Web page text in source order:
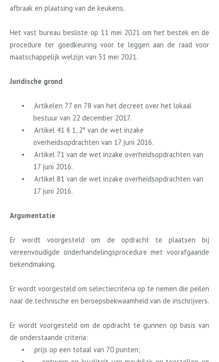
afbraak en plaatsing van de keukens.
Het vast bureau besliste op 11 mei 2021 om het bestek en de
procedure ter goedkeuring voor te leggen aan de raad voor
maatschappelijk welzijn van 31 mei 2021.
Juridische grond
•
Artikelen 77 en 78 van het decreet over het lokaal
bestuur van 22 december 2017.
•
Artikel 41 § 1, 2° van de wet inzake
overheidsopdrachten van 17 juni 2016.
•
Artikel 71 van de wet inzake overheidsopdrachten van
17 juni 2016.
•
Artikel 81 van de wet inzake overheidsopdrachten van
17 juni 2016.
Argumentatie
Er wordt voorgesteld om de opdracht te plaatsen bij
vereenvoudigde onderhandelingsprocedure met voorafgaande
bekendmaking.
Er wordt voorgesteld om selectiecriteria op te nemen die peilen
naar de technische en beroepsbekwaamheid van de inschrijvers.
Er wordt voorgesteld om de opdracht te gunnen op basis van
de onderstaande criteria:
•
prijs op een totaal van 70 punten;